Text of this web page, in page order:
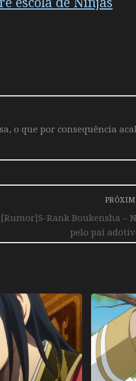
o que por consequência
[Rumor]S-Rank Boukensha –
pelo pai